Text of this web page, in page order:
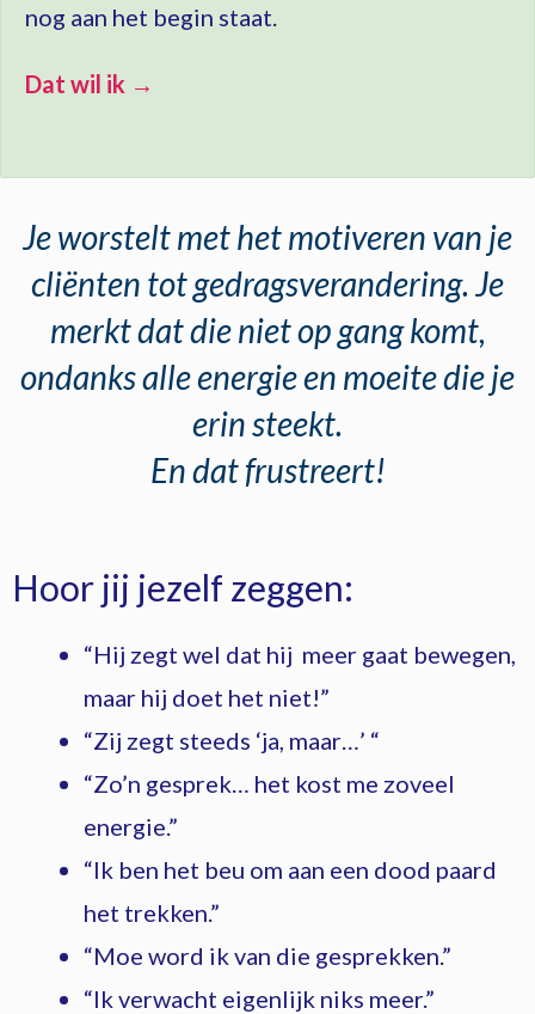
nog aan het begin staat.
Dat wil ik →
Je worstelt met het motiveren van je
cliënten tot gedragsverandering. Je
merkt dat die niet op gang komt,
ondanks alle energie en moeite die je
erin steekt.
En dat frustreert!
Hoor jij jezelf zeggen:
“Hij zegt wel dat hij meer gaat bewegen,
maar hij doet het niet!”
“Zij zegt steeds ‘ja, maar…’ “
“Zo’n gesprek… het kost me zoveel
energie.”
“Ik ben het beu om aan een dood paard
het trekken.”
“Moe word ik van die gesprekken.”
“Ik verwacht eigenlijk niks meer.”